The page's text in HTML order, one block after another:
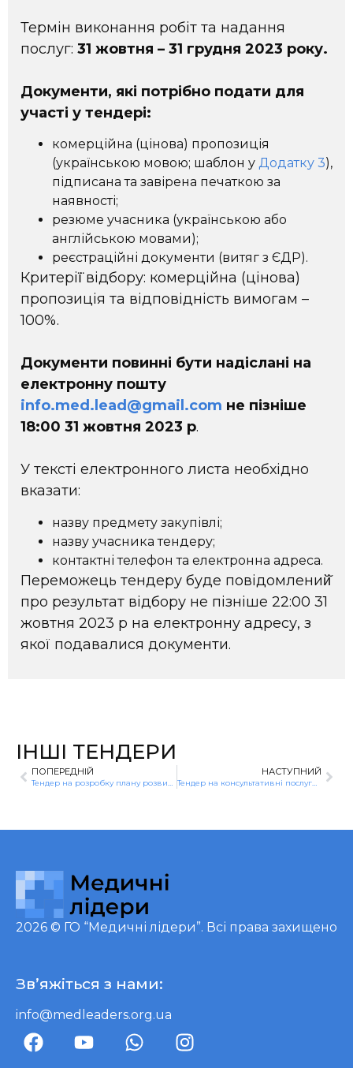
Термін виконання робіт та надання
послуг: 31 жовтня – 31 грудня 2023 року.
Документи, які потрібно подати для
участі у тендері:
комерційна (цінова) пропозиція
(українською мовою; шаблон у Додатку 3),
підписана та завірена печаткою за
наявності;
резюме учасника (українською або
англійською мовами);
реєстраційні документи (витяг з ЄДР).
Критерії̈ відбору: комерційна (цінова)
пропозиція та відповідність вимогам –
100%.
Документи повинні бути надіслані на
електронну пошту
info.med.lead@gmail.com не пізніше
18:00 31 жовтня 2023 р.
У тексті електронного листа необхідно
вказати:
назву предмету закупівлі;
назву учасника тендеру;
контактні телефон та електронна адреса.
Переможець тендеру буде повідомлений̆
про результат відбору не пізніше 22:00 31
жовтня 2023 р на електронну адресу, з
якої подавалися документи.
ІНШІ ТЕНДЕРИ
ПОПЕРЕДНІЙ НАСТУПНИЙ
Тендер на консультативні послуги з координації польових соціологічних робіт
2026 © ГО “Медичні лідери”. Всі права захищено
Зв’яжіться з нами:
info@medleaders.org.ua